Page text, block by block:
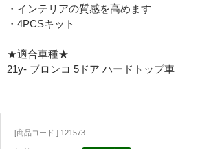
・インテリアの質感を高めます
・4PCSキット
★適合車種★
21y- ブロンコ 5ドア ハードトップ車
[商品コード ] 121573